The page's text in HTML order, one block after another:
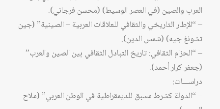
العرب والصين (في العصر الوسيط) (محسن فرجاني).
– “الإطار التاريخي والثقافي للعلاقات العربية – الصينية” (جين
تشونغ جيه) (شمس الدين).
– “الحزام الثقافي: تاريخ التبادل الثقافي بين الصين والعرب”
(جعفر كرار أحمد).
دراســـات:
– “الدولة كشرط مسبق للديمقراطية في الوطن العربي” (ملاح